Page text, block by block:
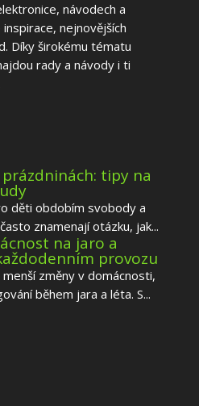
návodech a
nejnovějších
Díky širokému tématu
rady a návody i ti
tipy na
děti obdobím svobody a
znamenají otázku, jak...
na jaro a
provozu
změny v domácnosti,
během jara a léta. S...